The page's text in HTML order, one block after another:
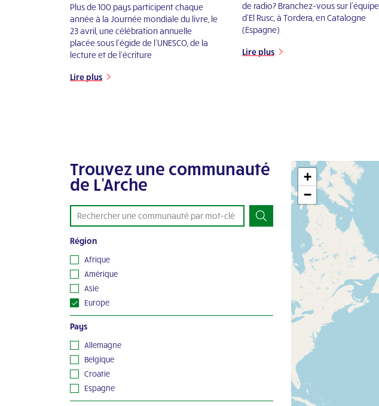
Plus de 100 pays participent chaque
année à la Journée mondiale du livre, le
23 avril, une célébration annuelle
placée sous l’égide de l’UNESCO, de la
lecture et de l’écriture
Lire plus
de radio? Branchez-vous sur l’équipe
d’El Rusc, à Tordera, en Catalogne
(Espagne)
Lire plus
Trouvez une communauté
de L'Arche
Région
Afrique
Amérique
Asie
Europe
Océanie
Pays
Allemagne
Belgique
Croatie
Espagne
France
+
−